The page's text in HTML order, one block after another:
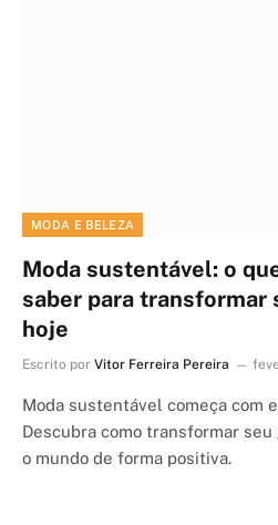
MODA E BELEZA
Moda sustentável: o
saber para transformar
hoje
Escrito por Vitor Ferreira Pereira
Moda sustentável começa com
Descubra como transformar
o mundo de forma positiva.